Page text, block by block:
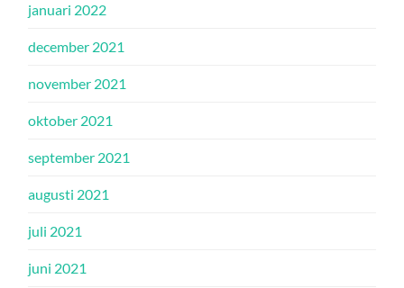
januari 2022
december 2021
november 2021
oktober 2021
september 2021
augusti 2021
juli 2021
juni 2021